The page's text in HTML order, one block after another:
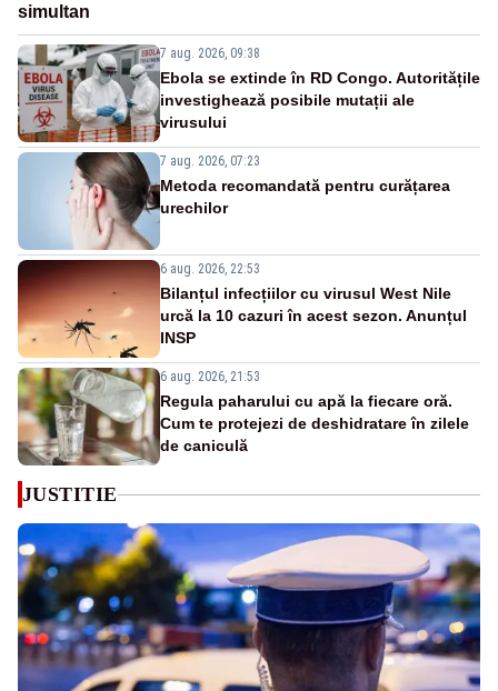
simultan
7 aug. 2026, 09:38
Ebola se extinde în RD Congo. Autoritățile
investighează posibile mutații ale
virusului
7 aug. 2026, 07:23
Metoda recomandată pentru curățarea
urechilor
6 aug. 2026, 22:53
Bilanțul infecțiilor cu virusul West Nile
urcă la 10 cazuri în acest sezon. Anunțul
INSP
6 aug. 2026, 21:53
Regula paharului cu apă la fiecare oră.
Cum te protejezi de deshidratare în zilele
de caniculă
JUSTITIE